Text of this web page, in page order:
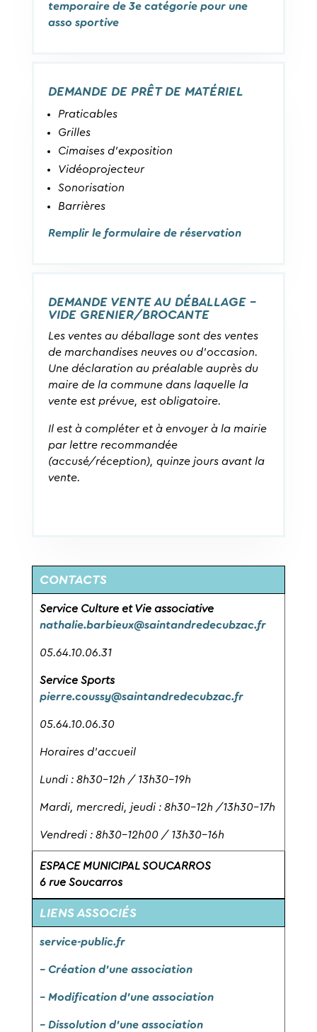
temporaire de 3e catégorie pour une
asso sportive
DEMANDE DE PRÊT DE MATÉRIEL
Praticables
Grilles
Cimaises d’exposition
Vidéoprojecteur
Sonorisation
Barrières
Remplir le formulaire de réservation
DEMANDE VENTE AU DÉBALLAGE –
VIDE GRENIER/BROCANTE
Les ventes au déballage sont des ventes
de marchandises neuves ou d’occasion.
Une déclaration au préalable auprès du
maire de la commune dans laquelle la
vente est prévue, est obligatoire.
Il est à compléter et à envoyer à la mairie
par lettre recommandée
(accusé/réception), quinze jours avant la
vente.
CONTACTS
Service Culture et Vie associative
nathalie.barbieux@saintandredecubzac.fr
05.64.10.06.31
Service Sports
pierre.coussy@saintandredecubzac.fr
05.64.10.06.30
Horaires d’accueil
Lundi : 8h30-12h / 13h30-19h
Mardi, mercredi, jeudi : 8h30-12h /13h30-17h
Vendredi : 8h30-12h00 / 13h30-16h
ESPACE MUNICIPAL SOUCARROS
6 rue Soucarros
LIENS ASSOCIÉS
service-public.fr
– Création d’une association
– Modification d’une association
– Dissolution d’une association